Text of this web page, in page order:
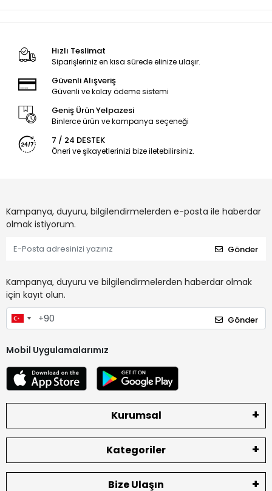
Hızlı Teslimat
Siparişleriniz en kısa sürede elinize ulaşır.
Güvenli Alışveriş
Güvenli ve kolay ödeme sistemi
Geniş Ürün Yelpazesi
Binlerce ürün ve kampanya seçeneği
7 / 24 DESTEK
Öneri ve şikayetlerinizi bize iletebilirsiniz.
Kampanya, duyuru, bilgilendirmelerden e-posta ile haberdar
olmak istiyorum.
Gönder
Kampanya, duyuru ve bilgilendirmelerden haberdar olmak
için kayıt olun.
Gönder
Mobil Uygulamalarımız
Kurumsal
Kategoriler
Bize Ulaşın